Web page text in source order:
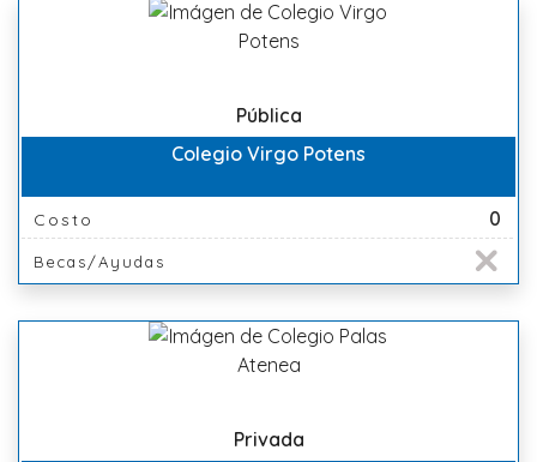
Pública
Colegio Virgo Potens
Costo 0
Becas/Ayudas
Privada